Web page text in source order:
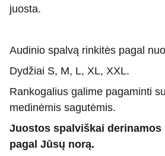
juosta.
Audinio spalvą rinkitės pagal
Dydžiai S, M, L, XL, XXL.
Rankogalius galime pagaminti
medinėmis sagutėmis.
Juostos spalviškai derinamos
pagal Jūsų norą.